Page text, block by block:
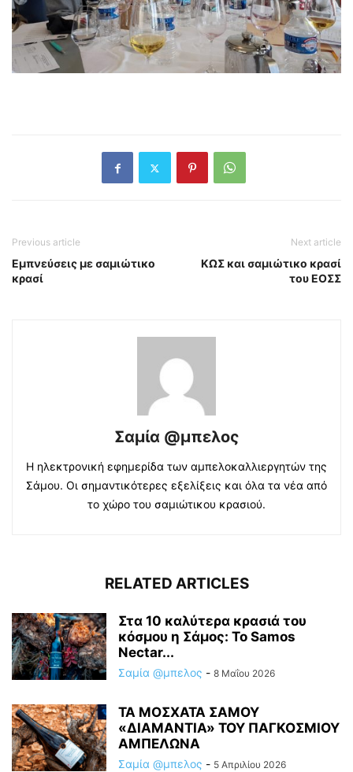
Previous article
Εμπνεύσεις με σαμιώτικο
κρασί
Next article
ΚΩΣ και σαμιώτικο κρασί
του ΕΟΣΣ
Σαμία @μπελος
Η ηλεκτρονική εφημερίδα των αμπελοκαλλιεργητών της
Σάμου. Οι σημαντικότερες εξελίξεις και όλα τα νέα από
το χώρο του σαμιώτικου κρασιού.
RELATED ARTICLES
Στα 10 καλύτερα κρασιά του
κόσμου η Σάμος: Το Samos
Nectar...
Σαμία @μπελος - 8 Μαΐου 2026
ΤΑ ΜΟΣΧΑΤΑ ΣΑΜΟΥ
«ΔΙΑΜΑΝΤΙΑ» ΤΟΥ ΠΑΓΚΟΣΜΙΟΥ
ΑΜΠΕΛΩΝΑ
Σαμία @μπελος - 5 Απριλίου 2026